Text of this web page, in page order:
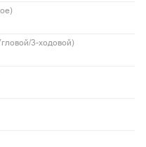
3-ходовой)